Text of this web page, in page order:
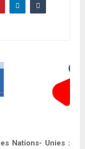
Nations- Unies :